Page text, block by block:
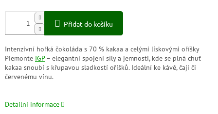
Přidat do košíku
Intenzivní hořká čokoláda s 70 % kakaa a celými lískovými oříšky
Piemonte IGP– elegantní spojení síly a jemnosti, kde se plná chuť
kakaa snoubí s křupavou sladkostí oříšků. Ideální ke kávě, čaji či
červenému vínu.
Detailní informace